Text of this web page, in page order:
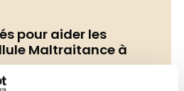
pour aider les
Maltraitance à